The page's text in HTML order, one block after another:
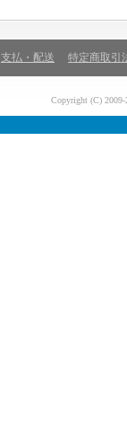
支払・配送 特定商取引
Copyright (C)